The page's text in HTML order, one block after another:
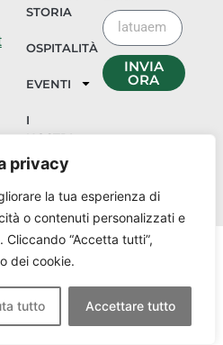
privacy
la tua esperienza di
o contenuti personalizzati e
“Accetta tutti”,
dei cookie.
tutto Accettare tutto
STORIA
OSPITALITÀ
EVENTI
I
NOSTRI
LUOGHI
INVIA
ORA